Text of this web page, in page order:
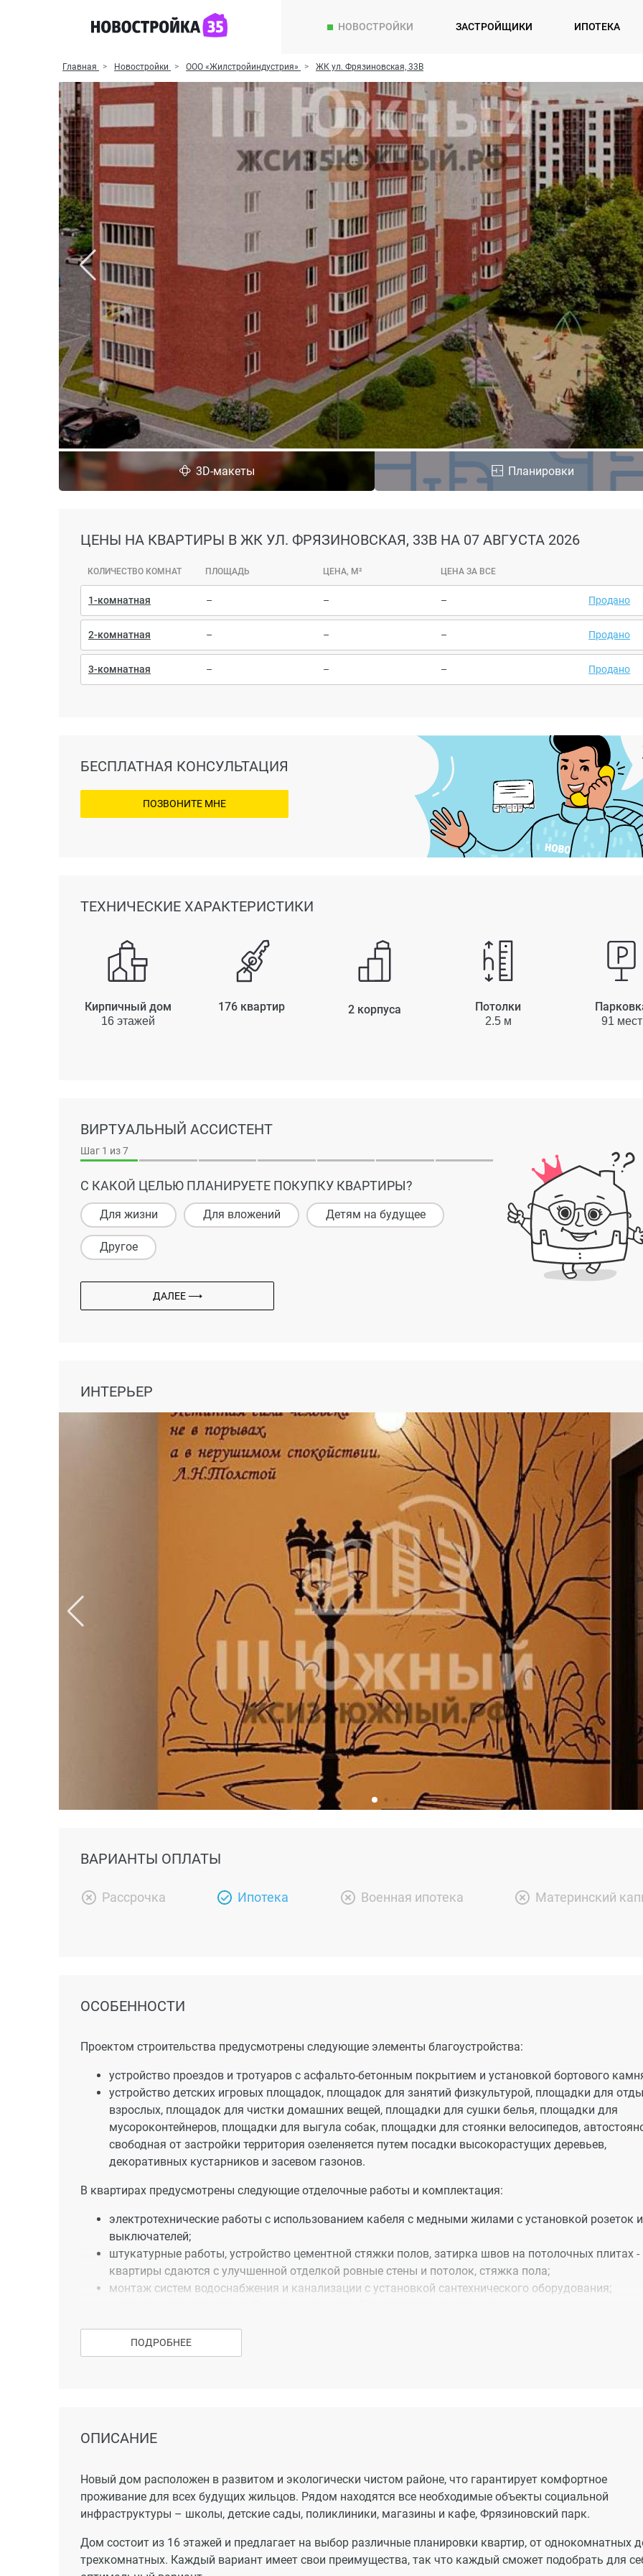
НОВОСТРОЙКИ ЗАСТРОЙЩИКИ ИПОТЕКА
Главная Новостройки ООО «Жилстройиндустрия» ЖК ул. Фрязиновская, 33В
3D-макеты Планировки
ЦЕНЫ НА КВАРТИРЫ В ЖК УЛ. ФРЯЗИНОВСКАЯ, 33В НА 07 АВГУСТА 2026
КОЛИЧЕСТВО КОМНАТ ПЛОЩАДЬ ЦЕНА, М² ЦЕНА ЗА ВСЕ
1-комнатная – – – Продано
2-комнатная – – – Продано
3-комнатная – – – Продано
БЕСПЛАТНАЯ КОНСУЛЬТАЦИЯ
ПОЗВОНИТЕ МНЕ
ТЕХНИЧЕСКИЕ ХАРАКТЕРИСТИКИ
Кирпичный дом
16 этажей
176 квартир 2 корпуса Потолки
2.5 м 91 мест
ВИРТУАЛЬНЫЙ АССИСТЕНТ
Шаг 1 из 7
С КАКОЙ ЦЕЛЬЮ ПЛАНИРУЕТЕ ПОКУПКУ КВАРТИРЫ?
Для жизни Для вложений Детям на будущее
Другое
ДАЛЕЕ ⟶
ИНТЕРЬЕР
ВАРИАНТЫ ОПЛАТЫ
Рассрочка Ипотека Военная ипотека Материнский
ОСОБЕННОСТИ
Проектом строительства предусмотрены следующие элементы благоустройства:
устройство проездов и тротуаров с асфальто-бетонным покрытием и установкой бортового
устройство детских игровых площадок, площадок для занятий физкультурой, площадки для
взрослых, площадок для чистки домашних вещей, площадки для сушки белья, площадки для
мусороконтейнеров, площадки для выгула собак, площадки для стоянки велосипедов,
свободная от застройки территория озеленяется путем посадки высокорастущих деревьев,
декоративных кустарников и засевом газонов.
В квартирах предусмотрены следующие отделочные работы и комплектация:
электротехнические работы с использованием кабеля с медными жилами с установкой розеток и
выключателей;
штукатурные работы, устройство цементной стяжки полов, затирка швов на потолочных плитах -
квартиры сдаются с улучшенной отделкой ровные стены и потолок, стяжка пола;
монтаж систем водоснабжения и канализации с установкой сантехнического оборудования;
установка счетчиков учета горячей и холодной воды;
установка счетчиков учета электроэнергии;
удобное расположение дома .
Важное преимущество - с первого дня заселения работают все необходимые системы
жилого дома (водоснабжение, водоотведение, отопление, лифты, домофон).
ПОДРОБНЕЕ
ОПИСАНИЕ
Новый дом расположен в развитом и экологически чистом районе, что гарантирует комфортное
проживание для всех будущих жильцов. Рядом находятся все необходимые объекты социальной
инфраструктуры – школы, детские сады, поликлиники, магазины и кафе, Фрязиновский парк.
Дом состоит из 16 этажей и предлагает на выбор различные планировки квартир, от однокомнатных
трехкомнатных. Каждый вариант имеет свои преимущества, так что каждый сможет подобрать для